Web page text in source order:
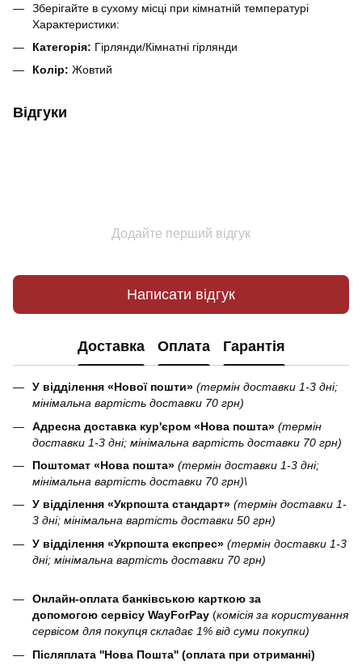
Зберігайте в сухому місці при кімнатній температурі
Характеристики:
Категорія: Гірлянди/Кімнатні гірлянди
Колір: Жовтий
Відгуки
Додайте перший відгук
Написати відгук
Доставка Оплата Гарантія
У відділення «Нової пошти» (термін доставки 1-3 дні;
мінімальна вартість доставки 70 грн)
Адресна доставка кур'єром «Нова пошта» (термін
доставки 1-3 дні; мінімальна вартість доставки 70 грн)
Поштомат «Нова пошта» (термін доставки 1-3 дні;
мінімальна вартість доставки 70 грн)\
У відділення «Укрпошта стандарт» (термін доставки 1-
3 дні; мінімальна вартість доставки 50 грн)
У відділення «Укрпошта експрес» (термін доставки 1-3
дні; мінімальна вартість доставки 70 грн)
Онлайн-оплата банківською карткою за
допомогою сервісу WayForPay (комісія за користування
сервісом для покупця складає 1% від суми покупки)
Післяплата ''Нова Пошта'' (оплата при отриманні)